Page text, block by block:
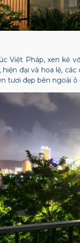
Việt Pháp, xen kẽ
đại và hoa lệ,
tươi đẹp bên ngoài ô